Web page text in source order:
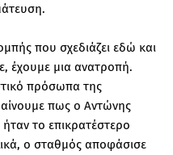
που σχεδιάζει εδώ και
έχουμε μια ανατροπή.
πρόσωπα της
πως ο Αντώνης
το επικρατέστερο
ο σταθμός αποφάσισε